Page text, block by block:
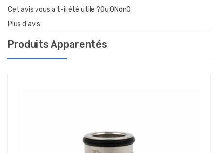
Cet avis vous a t-il été utile ?Oui0Non0
Plus d'avis
Produits Apparentés